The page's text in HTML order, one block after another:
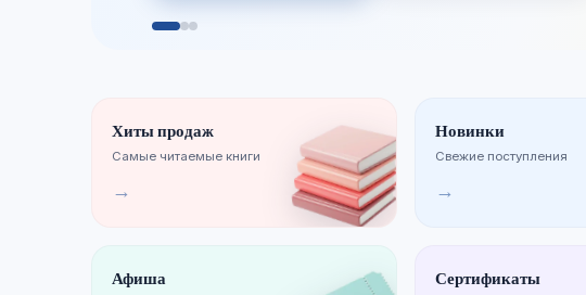
Хиты продаж
Самые читаемые книги
→
Новинки
Свежие поступления
→
Афиша Сертификаты